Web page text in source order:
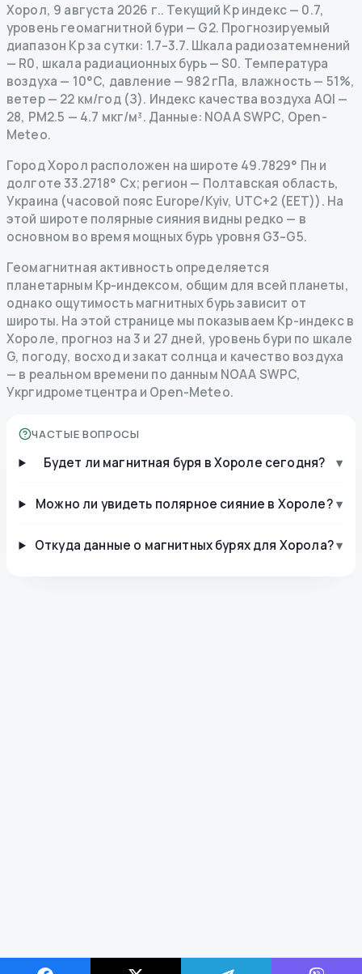
Хорол, 9 августа 2026 г.. Текущий Kp индекс— 0.7,
уровень геомагнитной бури — G2. Прогнозируемый
диапазон Kp за сутки: 1.7–3.7. Шкала радиозатемнений
— R0, шкала радиационных бурь— S0. Температура
воздуха — 10°C, давление — 982 гПа, влажность — 51%,
ветер — 22 км/год (З). Индекс качества воздуха AQI —
28, PM2.5 — 4.7 мкг/м³. Данные: NOAA SWPC, Open-
Meteo.
Город Хорол расположен на широте 49.7829° Пн и
долготе 33.2718° Сх; регион — Полтавская область,
Украина (часовой пояс Europe/Kyiv, UTC+2 (EET)). На
этой широте полярные сияния видны редко — в
основном во время мощных бурь уровня G3–G5.
Геомагнитная активность определяется
планетарным Kp-индексом, общим для всей планеты,
однако ощутимость магнитных бурь зависит от
широты. На этой странице мы показываем Kp-индекс в
Хороле, прогноз на 3 и 27 дней, уровень бури по шкале
G, погоду, восход и закат солнца и качество воздуха
— в реальном времени по данным NOAA SWPC,
Укргидрометцентра и Open-Meteo.
ЧАСТЫЕ ВОПРОСЫ
Будет ли магнитная буря в Хороле сегодня? ▾
Можно ли увидеть полярное сияние в Хороле? ▾
Откуда данные о магнитных бурях для Хорола?▾